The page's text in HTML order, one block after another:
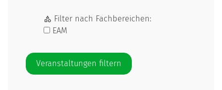
Filter nach Fachbereichen:
EAM